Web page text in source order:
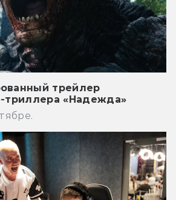
трейлер
триллера «Надежда»